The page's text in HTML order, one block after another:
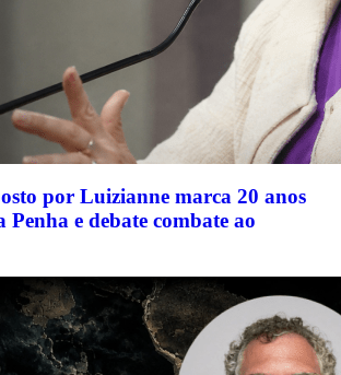
por Luizianne marca 20 anos
e debate combate ao